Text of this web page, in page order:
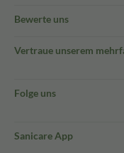
Bewerte uns
Vertraue unserem
Folge uns
Sanicare App